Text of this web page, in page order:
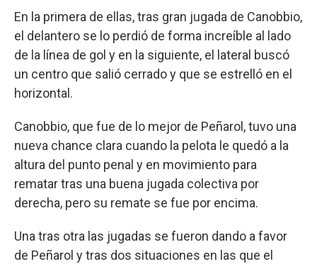
En la primera de ellas, tras gran jugada de Canobbio,
el delantero se lo perdió de forma increíble al lado
de la línea de gol y en la siguiente, el lateral buscó
un centro que salió cerrado y que se estrelló en el
horizontal.
Canobbio, que fue de lo mejor de Peñarol, tuvo una
nueva chance clara cuando la pelota le quedó a la
altura del punto penal y en movimiento para
rematar tras una buena jugada colectiva por
derecha, pero su remate se fue por encima.
Una tras otra las jugadas se fueron dando a favor
de Peñarol y tras dos situaciones en las que el